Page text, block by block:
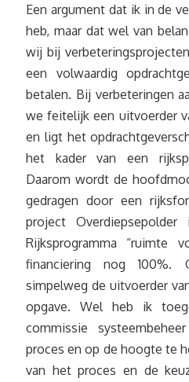
Een argument dat ik in de
heb, maar dat wel van
wij bij
een volwaardig
betalen. Bij verbeteringen
we feitelijk een uitvoerder
en ligt het
het kader van een
Daarom wordt de
gedragen door een
project
Rijksprogramma “ruimte
financiering nog
simpelweg de uitvoerder
opgave. Wel heb ik
commissie
proces en op de hoogte te
van het proces en de